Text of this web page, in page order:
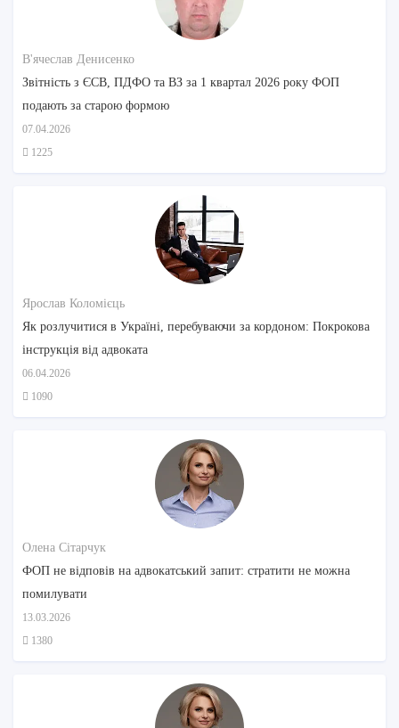
В'ячеслав Денисенко
Звітність з ЄСВ, ПДФО та ВЗ за 1 квартал 2026 року ФОП
подають за старою формою
07.04.2026
1225
Ярослав Коломієць
Як розлучитися в Україні, перебуваючи за кордоном: Покрокова
інструкція від адвоката
06.04.2026
1090
Олена Сітарчук
ФОП не відповів на адвокатський запит: стратити не можна
помилувати
13.03.2026
1380